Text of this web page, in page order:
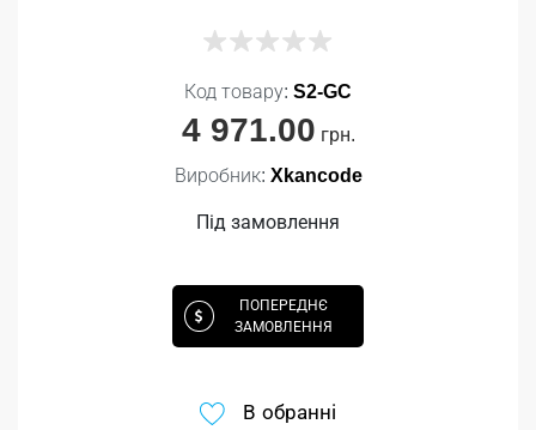
Код товару: S2-GC
4 971.00 грн.
Виробник: Xkancode
Під замовлення
ПОПЕРЕДНЄ
ЗАМОВЛЕННЯ
В обранні